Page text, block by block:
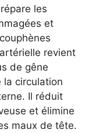
les
et
revient
de gêne
la circulation
Il réduit
et élimine
maux de tête.